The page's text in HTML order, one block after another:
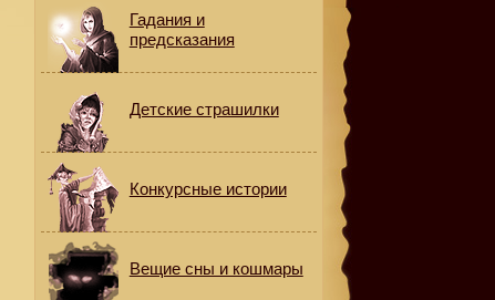
Гадания и
предсказания
Детские страшилки
Конкурсные истории
Вещие сны и кошмары